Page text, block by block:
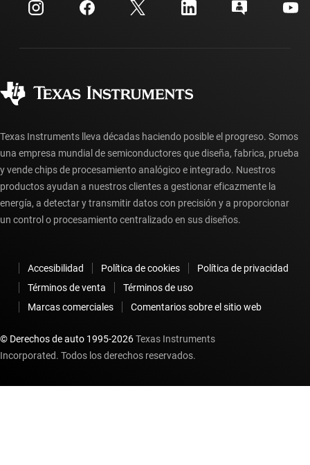
Relaciones con los inversionistas
Fabricación
Centro de atención al cliente
Preguntas frecuentes sobre la cuenta myTI
Preguntas frecuentes sobre pedidos
Texas Instruments lleva décadas haciendo posible el progreso. Somos
una empresa mundial de semiconductores que diseña, fabrica, prueba
y vende chips de procesamiento analógico e integrado. Nuestros
productos ayudan a nuestros clientes a gestionar eficazmente la
energía, a detectar y transmitir datos con precisión y a proporcionar
un control o procesamiento centralizado en sus diseños.
Accesibilidad Política de cookies
Política de privacidad
Términos de venta
Términos de uso
Marcas comerciales
Comentarios sobre el sitio web
© Derechos de auto 1995-2026Texas Instruments
Incorporated. Todos los derechos reservados.